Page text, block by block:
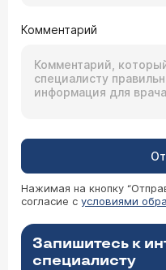
Комментарий
Нажимая на кнопку
согласие с условиями
Запишитесь к
специалисту